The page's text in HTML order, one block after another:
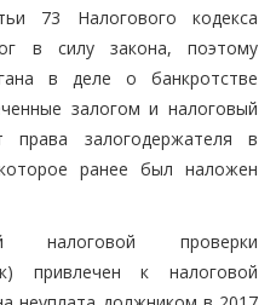
73 Налогового кодекса
в силу закона, поэтому
в деле о банкротстве
залогом и налоговый
права залогодержателя в
ранее был наложен
проверки
привлечен к налоговой